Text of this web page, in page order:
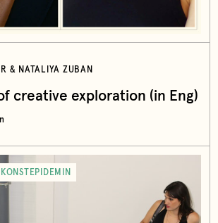
& NATALIYA ZUBAN
creative exploration (in Eng)